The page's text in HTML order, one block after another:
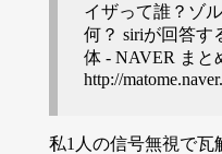
イザって誰？ゾ
何？ siriが回答す
体 - NAVER まと
http://
私1人の信号無視で瓦